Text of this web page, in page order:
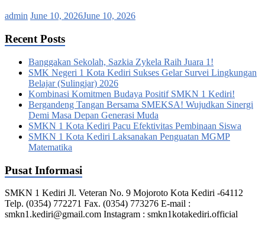
admin June 10, 2026June 10, 2026
Recent Posts
Banggakan Sekolah, Sazkia Zykela Raih Juara 1!
SMK Negeri 1 Kota Kediri Sukses Gelar Survei Lingkungan
Belajar (Sulingjar) 2026
Kombinasi Komitmen Budaya Positif SMKN 1 Kediri!
Bergandeng Tangan Bersama SMEKSA! Wujudkan Sinergi
Demi Masa Depan Generasi Muda
SMKN 1 Kota Kediri Pacu Efektivitas Pembinaan Siswa
SMKN 1 Kota Kediri Laksanakan Penguatan MGMP
Matematika
Pusat Informasi
SMKN 1 Kediri Jl. Veteran No. 9 Mojoroto Kota Kediri -64112
Telp. (0354) 772271 Fax. (0354) 773276 E-mail :
smkn1.kediri@gmail.com Instagram : smkn1kotakediri.official